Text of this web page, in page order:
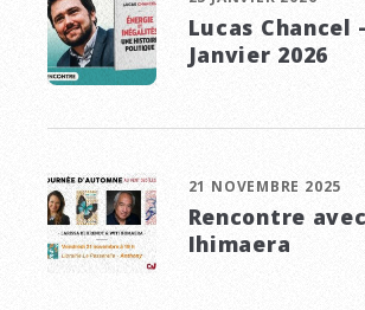
Lucas Chancel
Janvier 2026
21 NOVEMBRE 2025
Rencontre
Ihimaera